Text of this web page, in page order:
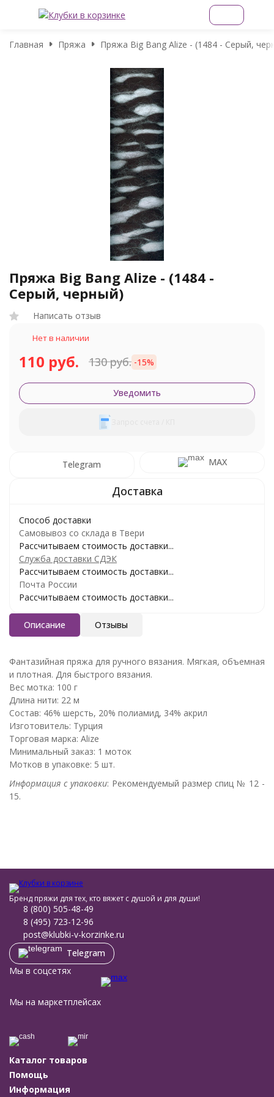
Главная Пряжа Пряжа Big Bang Alize - (1484 - Серый,
Пряжа Big Bang Alize - (1484 -
Серый, черный)
Написать отзыв
Нет в наличии
110 руб. 130 руб. -15%
Уведомить
Telegram MAX
Способ доставки
Самовывоз со склада в Твери
Рассчитываем стоимость доставки...
Служба доставки СДЭК
Рассчитываем стоимость доставки...
Почта России
Рассчитываем стоимость доставки...
Описание Отзывы
Фантазийная пряжа для ручного вязания. Мягкая, объемная
и плотная. Для быстрого вязания.
Вес мотка: 100 г
Длина нити: 22 м
Состав: 46% шерсть, 20% полиамид, 34% акрил
Изготовитель: Турция
Торговая марка: Alize
Минимальный заказ: 1 моток
Мотков в упаковке: 5 шт.
Информация с упаковки: Рекомендуемый размер спиц № 12 -
15.
Бренд пряжи для тех, кто вяжет с душой и для души!
8 (800) 505-48-49
8 (495) 723-12-96
post@klubki-v-korzinke.ru
Telegram
Мы в соцсетях
Мы на маркетплейсах
Каталог товаров
Помощь
Информация